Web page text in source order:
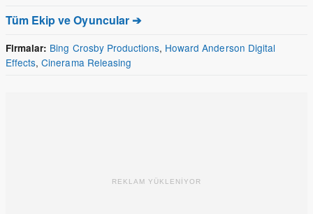
Tüm Ekip ve Oyuncular ➔
Firmalar: Bing Crosby Productions, Howard Anderson Digital
Effects,Cinerama Releasing
REKLAM YÜKLENİYOR